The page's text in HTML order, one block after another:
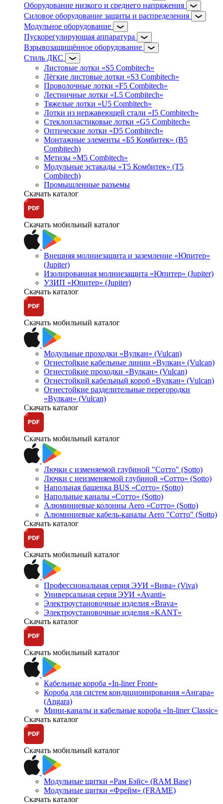
Оборудование низкого и среднего напряжения
Силовое оборудование защиты и распределения
Модульное оборудование
Пускорегулирующая аппаратура
Взрывозащищённое оборудование
Стиль ДКС
Листовые лотки «S5 Combitech»
Лёгкие листовые лотки «S3 Combitech»
Проволочные лотки «F5 Combitech»
Лестничные лотки «L5 Combitech»
Тяжелые лотки «U5 Combitech»
Лотки из нержавеющей стали «I5 Combitech»
Стеклопластиковые лотки «G5 Combitech»
Оптические лотки «D5 Combitech»
Монтажные элементы «Б5 Комбитек» (B5
Combitech)
Метизы «M5 Combitech»
Модульные эстакады «Т5 Комбитек» (T5
Combitech)
Промышленные разъемы
Скачать каталог
Скачать мобильный каталог
Внешняя молниезащита и заземление «Юпитер»
(Jupiter)
Изолированная молниезащита «Юпитер» (Jupiter)
УЗИП «Юпитер» (Jupiter)
Скачать каталог
Скачать мобильный каталог
Модульные проходки «Вулкан» (Vulcan)
Огнестойкие кабельные линии «Вулкан» (Vulcan)
Огнестойкие проходки «Вулкан» (Vulcan)
Огнестойкий кабельный короб «Вулкан» (Vulcan)
Огнестойкие разделительные перегородки
«Вулкан» (Vulcan)
Скачать каталог
Скачать мобильный каталог
Лючки с изменяемой глубиной "Сотто" (Sotto)
Лючки с неизменяемой глубиной «Сотто» (Sotto)
Напольная башенка BUS «Сотто» (Sotto)
Напольные каналы «Сотто» (Sotto)
Алюминиевые колонны Aero «Сотто» (Sotto)
Алюминиевые кабель-каналы Aero "Сотто" (Sotto)
Скачать каталог
Скачать мобильный каталог
Профессиональная серия ЭУИ «Вива» (Viva)
Универсальная серия ЭУИ «Avanti»
Электроустановочные изделия «Brava»
Электроустановочные изделия «KANT»
Скачать каталог
Скачать мобильный каталог
Кабельные короба «In-liner Front»
Короба для систем кондиционирования «Ангара»
(Angara)
Мини-каналы и кабельные короба «In-liner Classic»
Скачать каталог
Скачать мобильный каталог
Модульные щитки «Рам Бэйс» (RAM Base)
Модульные щитки «Фрейм» (FRAME)
Скачать каталог